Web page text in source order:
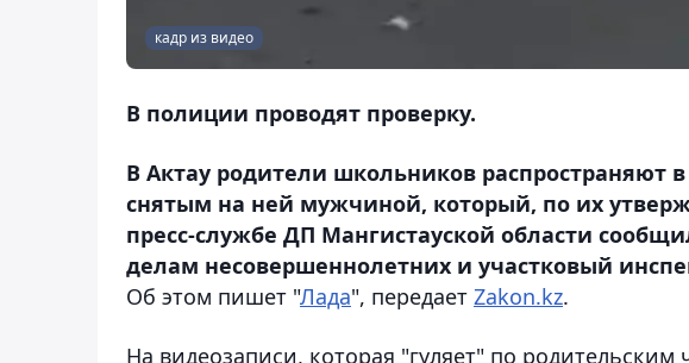
кадр из видео
В полиции проводят проверку.
В Актау родители школьников распространяют
снятым на ней мужчиной, который, по их
пресс-службе ДП Мангистауской области
делам несовершеннолетних и участковый
Об этом пишет "Лада", передает Zakon.kz.
На видеозаписи, которая "гуляет" по